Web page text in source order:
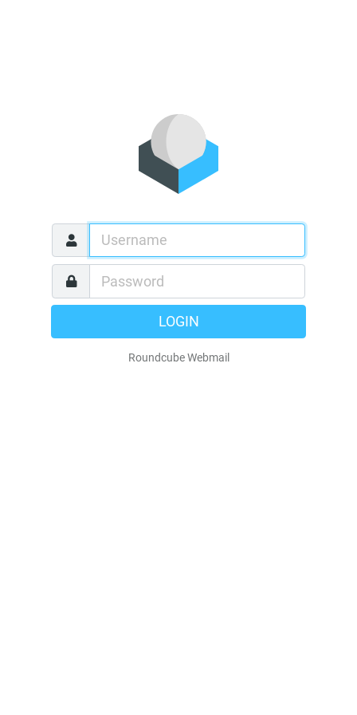
LOGIN
Roundcube Webmail